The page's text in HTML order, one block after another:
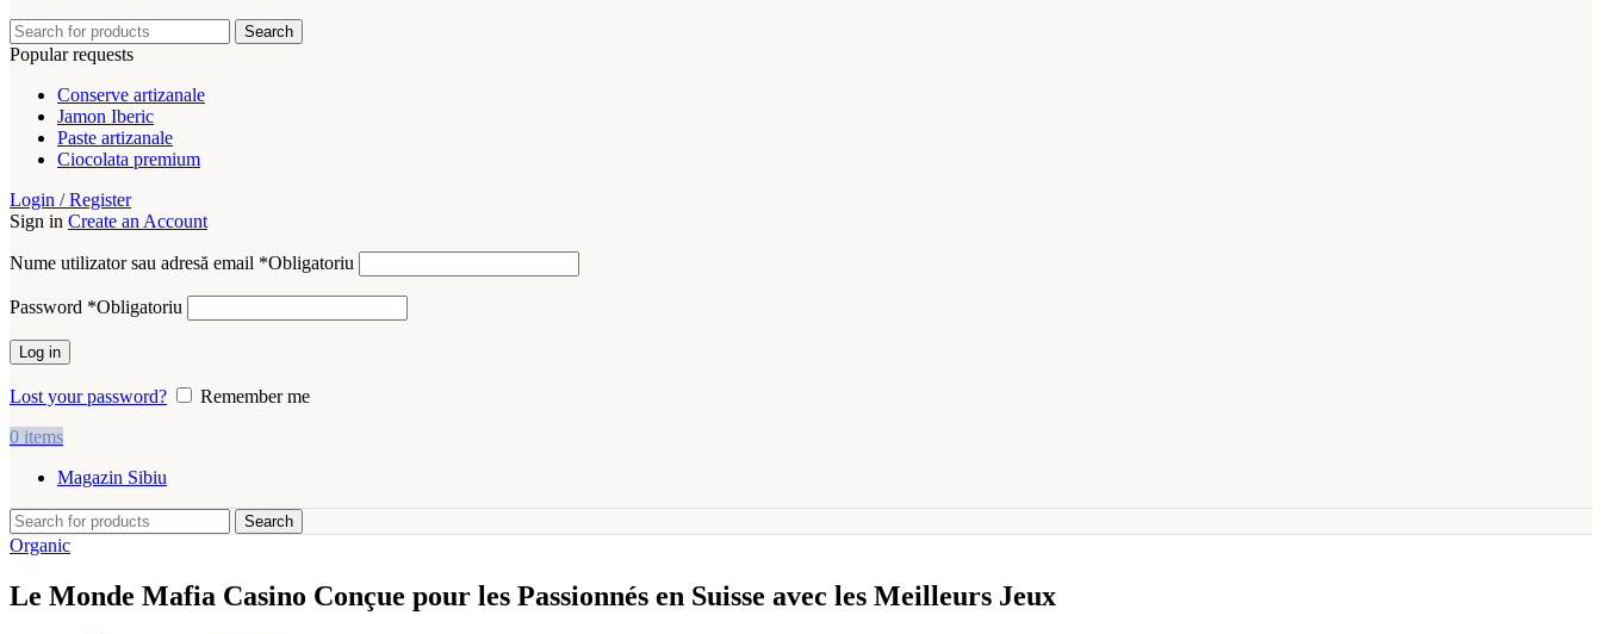
Search
Popular requests
Conserve artizanale
Jamon Iberic
Paste artizanale
Ciocolata premium
Login / Register
Sign in Create an Account
Nume utilizator sau adresă email *Obligatoriu
Password *Obligatoriu
Log in
Lost your password?
Remember me
0 items
Magazin Sibiu
Search
Organic
Le Monde Mafia Casino Conçue pour les Passionnés en Suisse avec les Meilleurs Jeux